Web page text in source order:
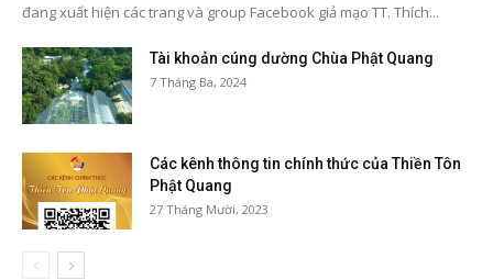
đang xuất hiện các trang và group Facebook giả mạo TT. Thích...
Tài khoản cúng dường Chùa Phật Quang
7 Tháng Ba, 2024
Các kênh thông tin chính thức của Thiền Tôn
Phật Quang
27 Tháng Mười, 2023